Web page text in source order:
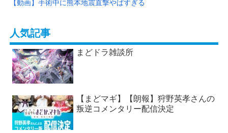
【動画】手術中に熊本地震直撃やばすぎる
人気記事
まどドラ雑談所
【まどマギ】【朗報】狩野英孝さんの
叛逆コメンタリー配信決定